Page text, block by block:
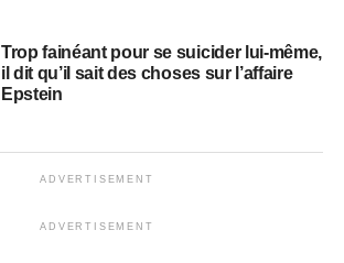
Trop fainéant pour se suicider lui-même,
il dit qu’il sait des choses sur l’affaire
Epstein
ADVERTISEMENT
ADVERTISEMENT